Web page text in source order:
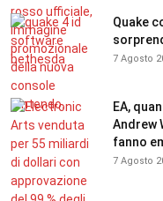
Quake
7 Agosto
EA,
Andrew
fanno
7 Agosto